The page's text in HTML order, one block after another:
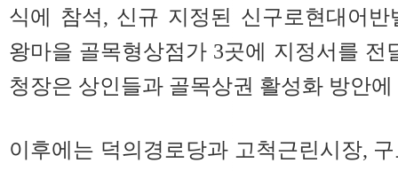
식에 참석, 신규 지정된 신구로현대어
왕마을 골목형상점가 3곳에 지정서를 전
청장은 상인들과 골목상권 활성화 방안
이후에는 덕의경로당과 고척근린시장,